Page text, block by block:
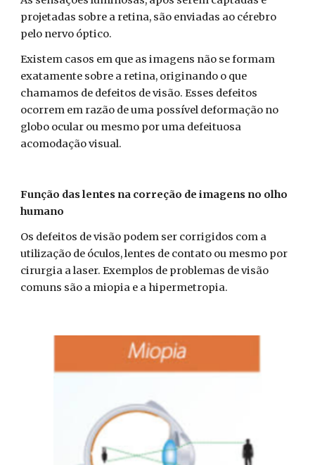
projetadas sobre a retina, são enviadas ao cérebro
pelo nervo óptico.
Existem casos em que as imagens não se formam
exatamente sobre a retina, originando o que
chamamos de defeitos de visão. Esses defeitos
ocorrem em razão de uma possível deformação no
globo ocular ou mesmo por uma defeituosa
acomodação visual.
Função das lentes na correção de imagens no olho
humano
Os defeitos de visão podem ser corrigidos com a
utilização de óculos, lentes de contato ou mesmo por
cirurgia a laser. Exemplos de problemas de visão
comuns são a miopia e a hipermetropia.